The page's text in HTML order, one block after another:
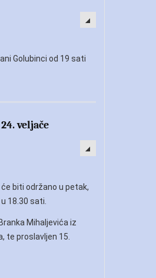
Golubinci od 19 sati
veljače
biti održano u petak,
18.30 sati.
Mihaljevića iz
te proslavljen 15.